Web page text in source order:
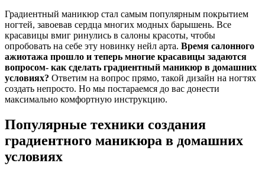
Градиентный маникюр стал самым популярным покрытием
ногтей, завоевав сердца многих модных барышень. Все
красавицы вмиг ринулись в салоны красоты, чтобы
опробовать на себе эту новинку нейл арта. Время салонного
ажиотажа прошло и теперь многие красавицы задаются
вопросом- как сделать градиентный маникюр в домашних
условиях? Ответим на вопрос прямо, такой дизайн на ногтях
создать непросто. Но мы постараемся до вас донести
максимально комфортную инструкцию.
Популярные техники создания
градиентного маникюра в домашних
условиях